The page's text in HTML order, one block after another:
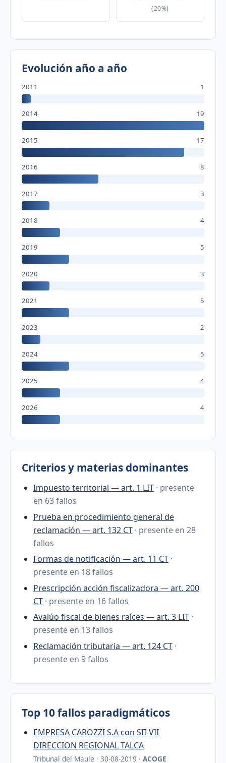
(20%)
Evolución año a año
2011 1
2014 19
2015 17
2016 8
2017 3
2018 4
2019 5
2020 3
2021 5
2023 2
2024 5
2025 4
2026 4
Criterios y materias dominantes
Impuesto territorial — art. 1 LIT · presente
en 63 fallos
Prueba en procedimiento general de
reclamación — art. 132 CT · presente en 28
fallos
Formas de notificación — art. 11 CT ·
presente en 18 fallos
Prescripción acción fiscalizadora — art. 200
CT · presente en 16 fallos
Avalúo fiscal de bienes raíces — art. 3 LIT ·
presente en 13 fallos
Reclamación tributaria — art. 124 CT ·
presente en 9 fallos
Top 10 fallos paradigmáticos
EMPRESA CAROZZI S.A con SII-VII
DIRECCION REGIONAL TALCA
Tribunal del Maule · 30-08-2019 · ACOGE